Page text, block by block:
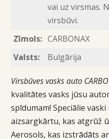
vai uz virsmas.
virsbūvi.
Zīmols: CARBONAX
Valsts:
Bulgārija
Virsbūves vasks auto
kvalitātes vasks jūsu
spīdumam! Speciālie
aizsargkārtu, kas atgrūž
Aerosols, kas izstrādāts